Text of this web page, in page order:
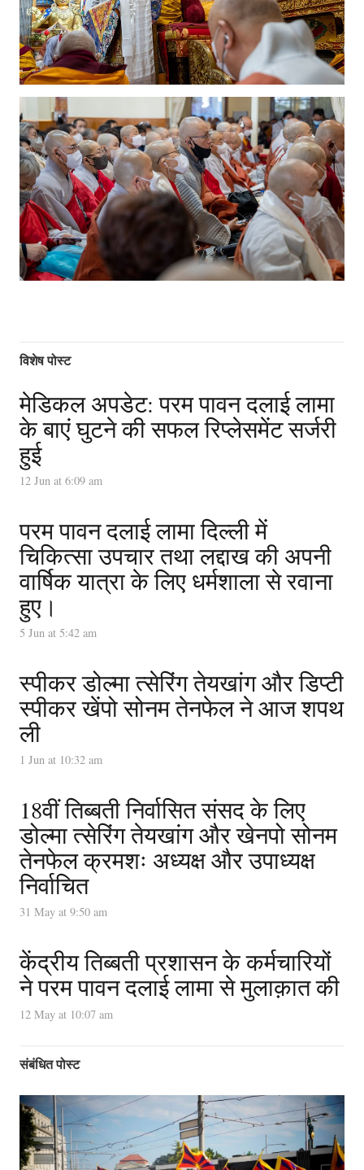
विशेष पोस्ट
मेडिकल अपडेट: परम पावन दलाई लामा
के बाएं घुटने की सफल रिप्लेसमेंट सर्जरी
हुई
12 Jun at 6:09 am
परम पावन दलाई लामा दिल्ली में
चिकित्सा उपचार तथा लद्दाख की अपनी
वार्षिक यात्रा के लिए धर्मशाला से रवाना
हुए।
5 Jun at 5:42 am
स्पीकर डोल्मा त्सेरिंग तेयखांग और डिप्टी
स्पीकर खेंपो सोनम तेनफेल ने आज शपथ
ली
1 Jun at 10:32 am
18वीं तिब्बती निर्वासित संसद के लिए
डोल्मा त्सेरिंग तेयखांग और खेनपो सोनम
तेनफेल क्रमशः अध्यक्ष और उपाध्यक्ष
निर्वाचित
31 May at 9:50 am
केंद्रीय तिब्बती प्रशासन के कर्मचारियों
ने परम पावन दलाई लामा से मुलाक़ात की
12 May at 10:07 am
संबंधित पोस्ट